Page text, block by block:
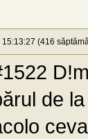
(416
de